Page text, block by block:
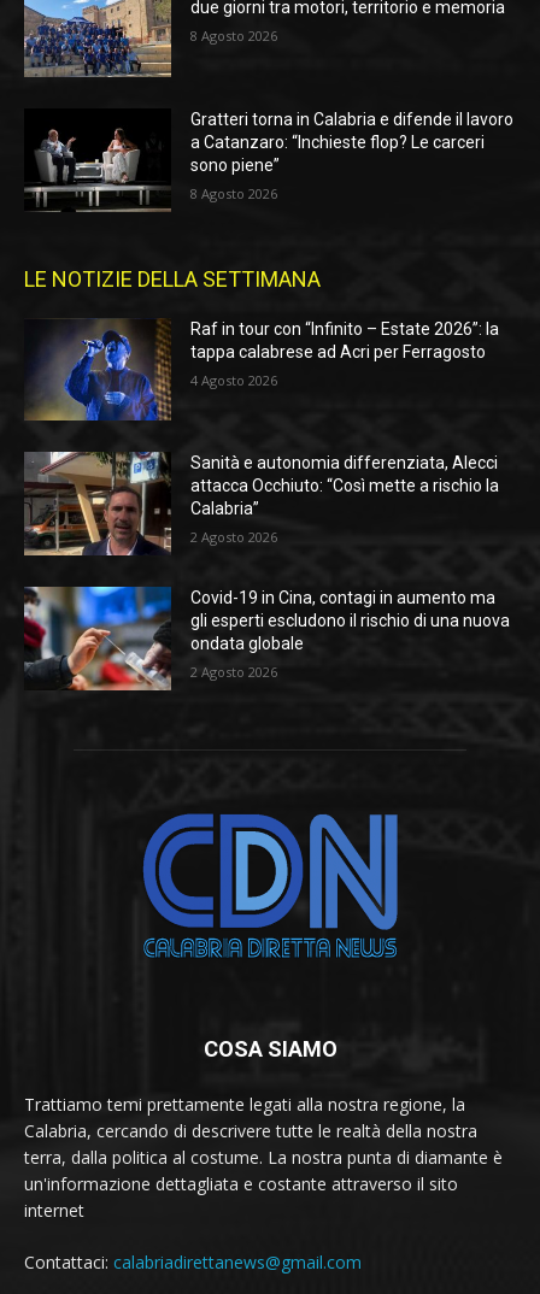
due giorni tra motori, territorio e memoria
8 Agosto 2026
Gratteri torna in Calabria e difende il lavoro
a Catanzaro: “Inchieste flop? Le carceri
sono piene”
8 Agosto 2026
LE NOTIZIE DELLA SETTIMANA
Raf in tour con “Infinito – Estate 2026”: la
tappa calabrese ad Acri per Ferragosto
4 Agosto 2026
Sanità e autonomia differenziata, Alecci
attacca Occhiuto: “Così mette a rischio la
Calabria”
2 Agosto 2026
Covid-19 in Cina, contagi in aumento ma
gli esperti escludono il rischio di una nuova
ondata globale
2 Agosto 2026
COSA SIAMO
Trattiamo temi prettamente legati alla nostra regione, la
Calabria, cercando di descrivere tutte le realtà della nostra
terra, dalla politica al costume. La nostra punta di diamante è
un'informazione dettagliata e costante attraverso il sito
internet
Contattaci: calabriadirettanews@gmail.com